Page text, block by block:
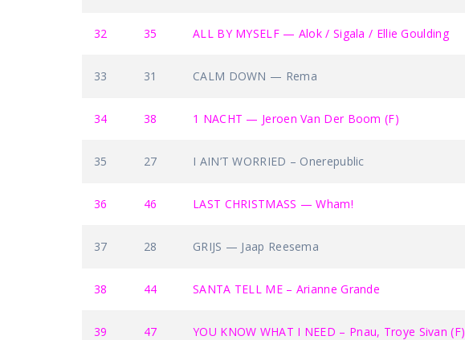
32 35 ALL BY MYSELF — Alok / Sigala / Ellie Goulding
33 31 CALM DOWN — Rema
34 38 1 NACHT — Jeroen Van Der Boom (F)
35 27 I AIN’T WORRIED – Onerepublic
36 46 LAST CHRISTMASS — Wham!
37 28 GRIJS — Jaap Reesema
38 44 SANTA TELL ME – Arianne Grande
39 47 YOU KNOW WHAT I NEED – Pnau, Troye Sivan (F)